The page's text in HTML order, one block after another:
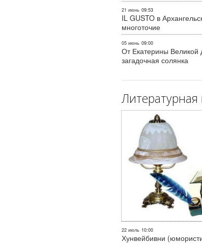
21 июнь 09:53
IL GUSTO в
многоточие
05 июнь 09:00
От Екатерины Великой
загадочная солянка
Литературная
22 июль 10:00
Хунвейбивни